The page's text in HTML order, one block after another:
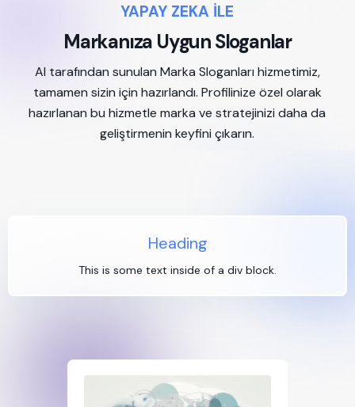
YAPAY ZEKA İLE
Markanıza Uygun Sloganlar
AI tarafından sunulan Marka Sloganları hizmetimiz,
tamamen sizin için hazırlandı. Profilinize özel olarak
hazırlanan bu hizmetle marka ve stratejinizi daha da
geliştirmenin keyfini çıkarın.
Heading
This is some text inside of a div block.